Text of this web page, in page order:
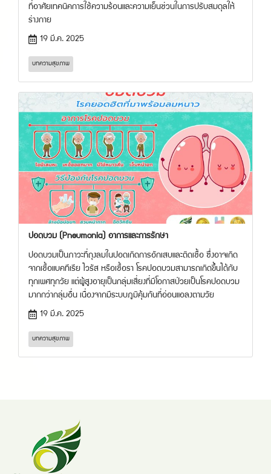
ที่อาศัยเทคนิคการใช้ความร้อนและความเย็นช่วนในการปรับสมดุลให้
ร่างกาย
19 มี.ค. 2025
บทความสุขภาพ
ปอดบวม (Pneumonia) อาการและการรักษา
ปอดบวมเป็นภาวะที่ถุงลมในปอดเกิดการอักเสบและติดเชื้อ ซึ่งอาจเกิด
จากเชื้อแบคทีเรีย ไวรัส หรือเชื้อรา โรคปอดบวมสามารถเกิดขึ้นได้กับ
ทุกเพศทุกวัย แต่ผู้สูงอายุเป็นกลุ่มเสี่ยงที่มีโอกาสป่วยเป็นโรคปอดบวม
มากกว่ากลุ่มอื่น เนื่องจากมีระบบภูมิคุ้มกันที่อ่อนแอลงตามวัย
19 มี.ค. 2025
บทความสุขภาพ